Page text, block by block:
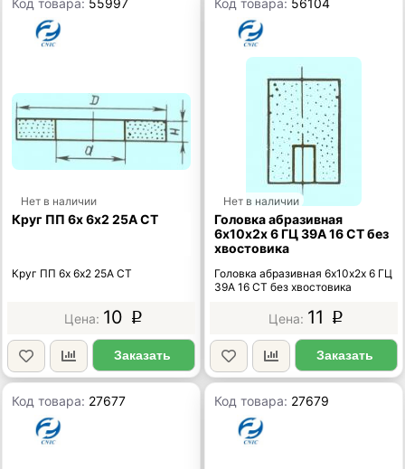
Код товара: 55997
Нет в наличии
Круг ПП 6х 6х2 25А СТ
Круг ПП 6х 6х2 25А СТ
10 p
Заказать
Код товара: 56104
Нет в наличии
Головка абразивная
6х10x2х 6 ГЦ 39А 16 СТ без
хвостовика
Головка абразивная 6х10x2х 6 ГЦ
39А 16 СТ без хвостовика
11 p
Заказать
Код товара: 27677 Код товара: 27679